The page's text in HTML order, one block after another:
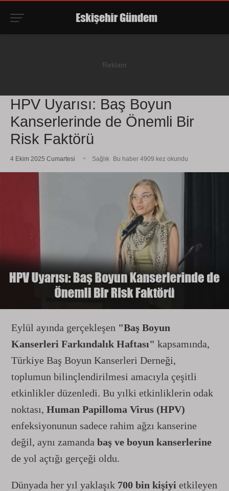
HPV Uyarısı: Baş Boyun
Kanserlerinde de Önemli Bir
Risk Faktörü
4 Ekim 2025 Cumartesi Sağlık Bu haber 4909 kez okundu
Eylül ayında gerçekleşen "Baş Boyun
Kanserleri Farkındalık Haftası" kapsamında,
Türkiye Baş Boyun Kanserleri Derneği,
toplumun bilinçlendirilmesi amacıyla çeşitli
etkinlikler düzenledi. Bu yılki etkinliklerin odak
noktası, Human Papilloma Virus (HPV)
enfeksiyonunun sadece rahim ağzı kanserine
değil, aynı zamanda baş ve boyun kanserlerine
de yol açtığı gerçeği oldu.
Dünyada her yıl yaklaşık 700 bin kişiyi etkileyen